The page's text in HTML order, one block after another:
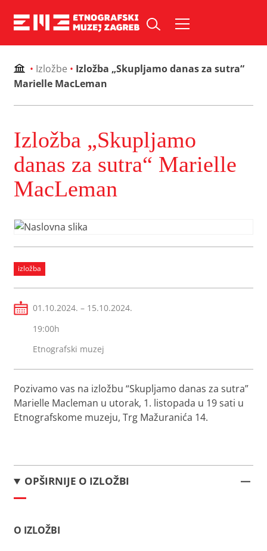
• Izložbe • Izložba „Skupljamo danas za sutra“
Marielle MacLeman
Izložba „Skupljamo
danas za sutra“ Marielle
MacLeman
01.10.2024. – 15.10.2024.
19:00h
Etnografski muzej
Pozivamo vas na izložbu “Skupljamo danas za sutra”
Marielle Macleman u utorak, 1. listopada u 19 sati u
Etnografskome muzeju, Trg Mažuranića 14.
izložba
OPŠIRNIJE O IZLOŽBI
O IZLOŽBI